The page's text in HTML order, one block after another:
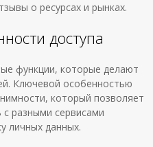
о ресурсах и рынках.
доступа
функции, которые делают
Ключевой особенностью
который позволяет
разными сервисами
личных данных.